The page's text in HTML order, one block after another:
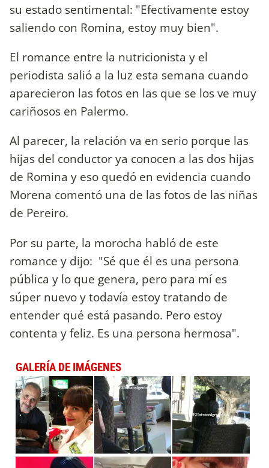
su estado sentimental: "Efectivamente estoy
saliendo con Romina, estoy muy bien".
El romance entre la nutricionista y el
periodista salió a la luz esta semana cuando
aparecieron las fotos en las que se los ve muy
cariñosos en Palermo.
Al parecer, la relación va en serio porque las
hijas del conductor ya conocen a las dos hijas
de Romina y eso quedó en evidencia cuando
Morena comentó una de las fotos de las niñas
de Pereiro.
Por su parte, la morocha habló de este
romance y dijo: "Sé que él es una persona
pública y lo que genera, pero para mí es
súper nuevo y todavía estoy tratando de
entender qué está pasando. Pero estoy
contenta y feliz. Es una persona hermosa".
GALERÍA DE IMÁGENES